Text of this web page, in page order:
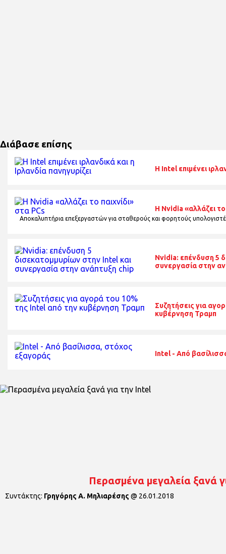
Διάβασε επίσης
Η Intel επιμένει
Η Nvidia «αλλάζει το
Αποκαλυπτήρια επεξεργαστών για σταθερούς και φορητούς
Nvidia: επένδυση 5
συνεργασία στην
Συζητήσεις για
κυβέρνηση Τραμπ
Intel - Από
Περασμένα μεγαλεία ξανά
Συντάκτης: Γρηγόρης Α. Μηλιαρέσης @ 26.01.2018